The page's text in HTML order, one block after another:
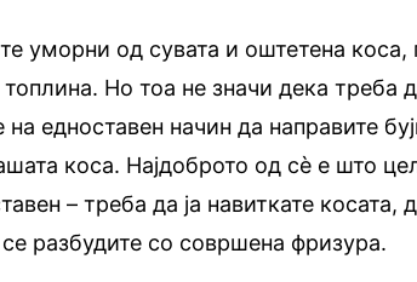
уморни од сувата и оштетена коса,
топлина. Но тоа не значи дека треба
едноставен начин да направите
коса. Најдоброто од сè е што
– треба да ја навиткате косата,
разбудите со совршена фризура.